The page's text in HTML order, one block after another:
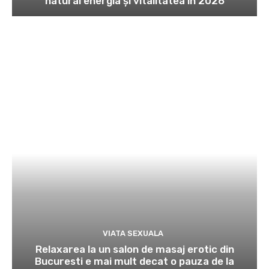
VIATA SEXUALA
Relaxarea la un salon de masaj erotic din
Bucuresti e mai mult decat o pauza de la